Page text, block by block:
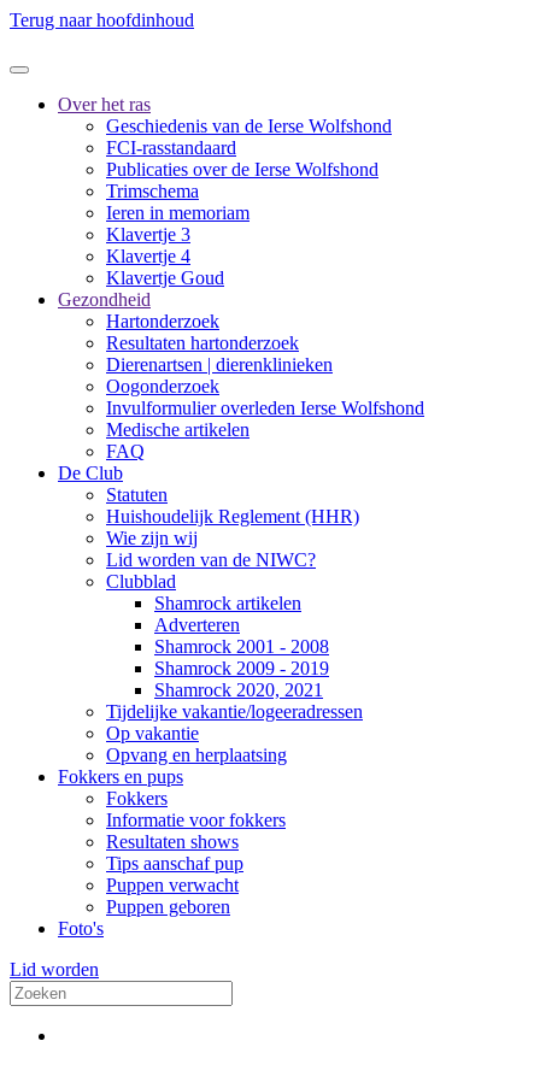
Terug naar hoofdinhoud
Over het ras
Geschiedenis van de Ierse Wolfshond
FCI-rasstandaard
Publicaties over de Ierse Wolfshond
Trimschema
Ieren in memoriam
Klavertje 3
Klavertje 4
Klavertje Goud
Gezondheid
Hartonderzoek
Resultaten hartonderzoek
Dierenartsen | dierenklinieken
Oogonderzoek
Invulformulier overleden Ierse Wolfshond
Medische artikelen
FAQ
De Club
Statuten
Huishoudelijk Reglement (HHR)
Wie zijn wij
Lid worden van de NIWC?
Clubblad
Shamrock artikelen
Adverteren
Shamrock 2001 - 2008
Shamrock 2009 - 2019
Shamrock 2020, 2021
Tijdelijke vakantie/logeeradressen
Op vakantie
Opvang en herplaatsing
Fokkers en pups
Fokkers
Informatie voor fokkers
Resultaten shows
Tips aanschaf pup
Puppen verwacht
Puppen geboren
Foto's
Lid worden